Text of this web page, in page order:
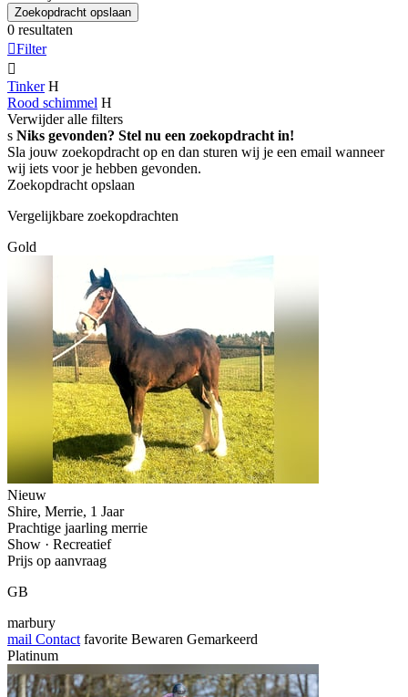
Zoekopdracht opslaan
0 resultaten
Filter

Tinker H
Rood schimmel H
Verwijder alle filters
s Niks gevonden? Stel nu een zoekopdracht in!
Sla jouw zoekopdracht op en dan sturen wij je een email wanneer
wij iets voor je hebben gevonden.
Zoekopdracht opslaan
Vergelijkbare zoekopdrachten
Gold
Nieuw
Shire, Merrie, 1 Jaar
Prachtige jaarling merrie
Show · Recreatief
Prijs op aanvraag
GB
marbury
mail Contact favorite Bewaren Gemarkeerd
Platinum